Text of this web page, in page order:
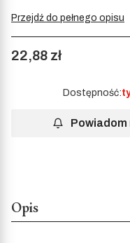
Przejdź do pełnego opisu
Cena
22,88 zł
Dostępność:
Powiadom
Opis